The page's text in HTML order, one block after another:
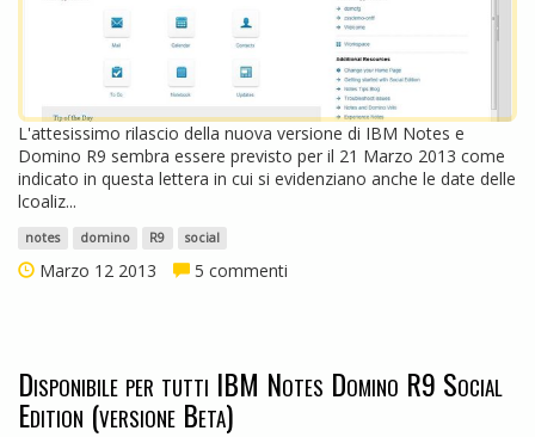
L'attesissimo rilascio della nuova versione di IBM Notes e
Domino R9 sembra essere previsto per il 21 Marzo 2013 come
indicato in questa lettera in cui si evidenziano anche le date delle
lcoaliz...
notes domino R9 social
Marzo 12 2013 5 commenti
Disponibile per tutti IBM Notes Domino R9 Social
Edition (versione Beta)